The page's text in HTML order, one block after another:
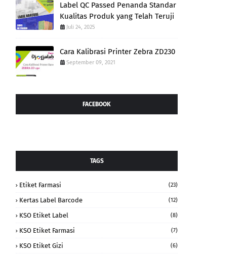
Label QC Passed Penanda Standar
Kualitas Produk yang Telah Teruji
Juli 24, 2025
Cara Kalibrasi Printer Zebra ZD230
September 09, 2021
FACEBOOK
TAGS
Etiket Farmasi (23)
Kertas Label Barcode (12)
KSO Etiket Label (8)
KSO Etiket Farmasi (7)
KSO Etiket Gizi (6)